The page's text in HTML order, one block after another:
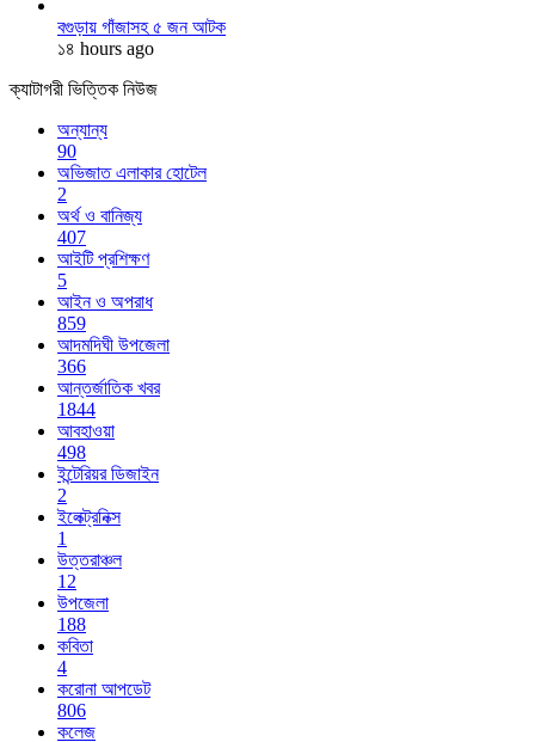
বগুড়ায় গাঁজাসহ ৫ জন আটক
১৪ hours ago
ক্যাটাগরী ভিত্তিক নিউজ
অন্যান্য
90
অভিজাত এলাকার হোটেল
2
অর্থ ও বানিজ্য
407
আইটি প্রশিক্ষণ
5
আইন ও অপরাধ
859
আদমদিঘী উপজেলা
366
আন্তর্জাতিক খবর
1844
আবহাওয়া
498
ইন্টেরিয়র ডিজাইন
2
ইলেক্ট্রনিক্স
1
উত্তরাঞ্চল
12
উপজেলা
188
কবিতা
4
করোনা আপডেট
806
কলেজ